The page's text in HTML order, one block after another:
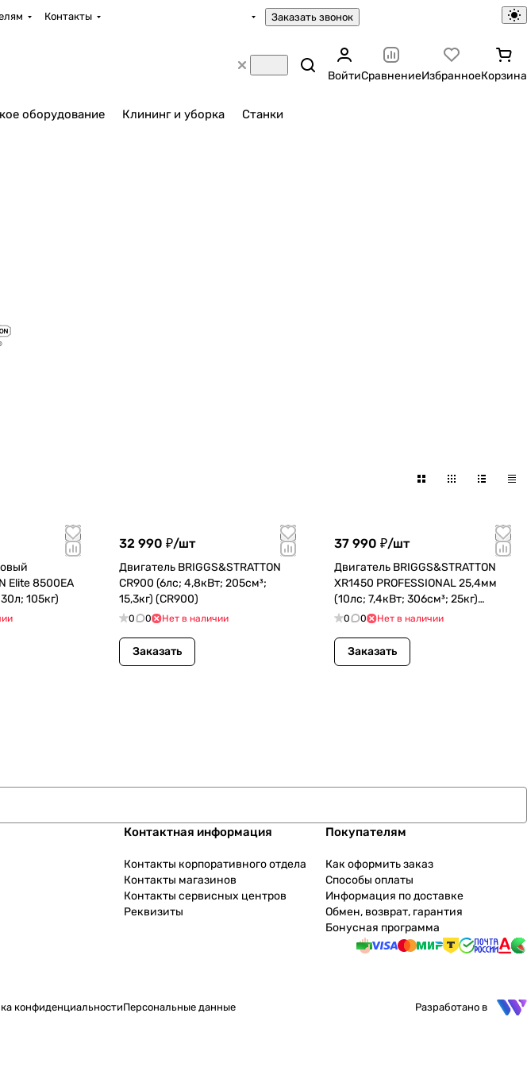
Контакты Заказать звонок
ВойтиСравнениеИзбранноеКорзина
оборудование Клининг и уборка Станки
Elite 8500EA
105кг)
32 990 ₽/шт
Двигатель BRIGGS&STRATTON
CR900 (6лс; 4,8кВт; 205см³;
15,3кг) (CR900)
0 0 Нет в наличии
Заказать
37 990 ₽/шт
Двигатель BRIGGS&STRATTON
XR1450 PROFESSIONAL 25,4мм
(10лс; 7,4кВт; 306см³; 25кг)
(19N132)
0 0 Нет в наличии
Заказать
Контактная информация
Контакты корпоративного отдела
Контакты магазинов
Контакты сервисных центров
Реквизиты
Покупателям
Как оформить заказ
Способы оплаты
Информация по доставке
Обмен, возврат, гарантия
Бонусная программа
конфиденциальностиПерсональные данные Разработано в